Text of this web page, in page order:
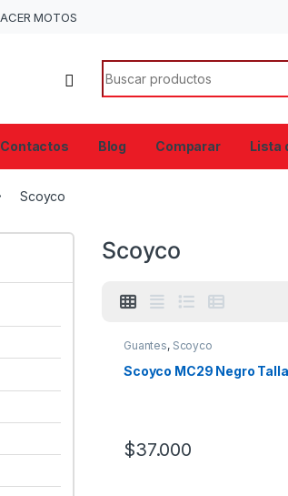
MOTOS
Search for:
Contactos Blog Comparar Lista
Scoyco
Scoyco
Guantes, Scoyco
Scoyco MC29 Negro
$37.000